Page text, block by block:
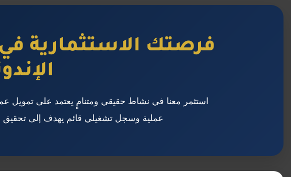
فرصتك الاستثمارية
استثمر معنا في نشاط حقيقي ومتنامٍ يعتمد على تمويل
عملية وسجل تشغيلي قائم يهدف إلى تحقيق